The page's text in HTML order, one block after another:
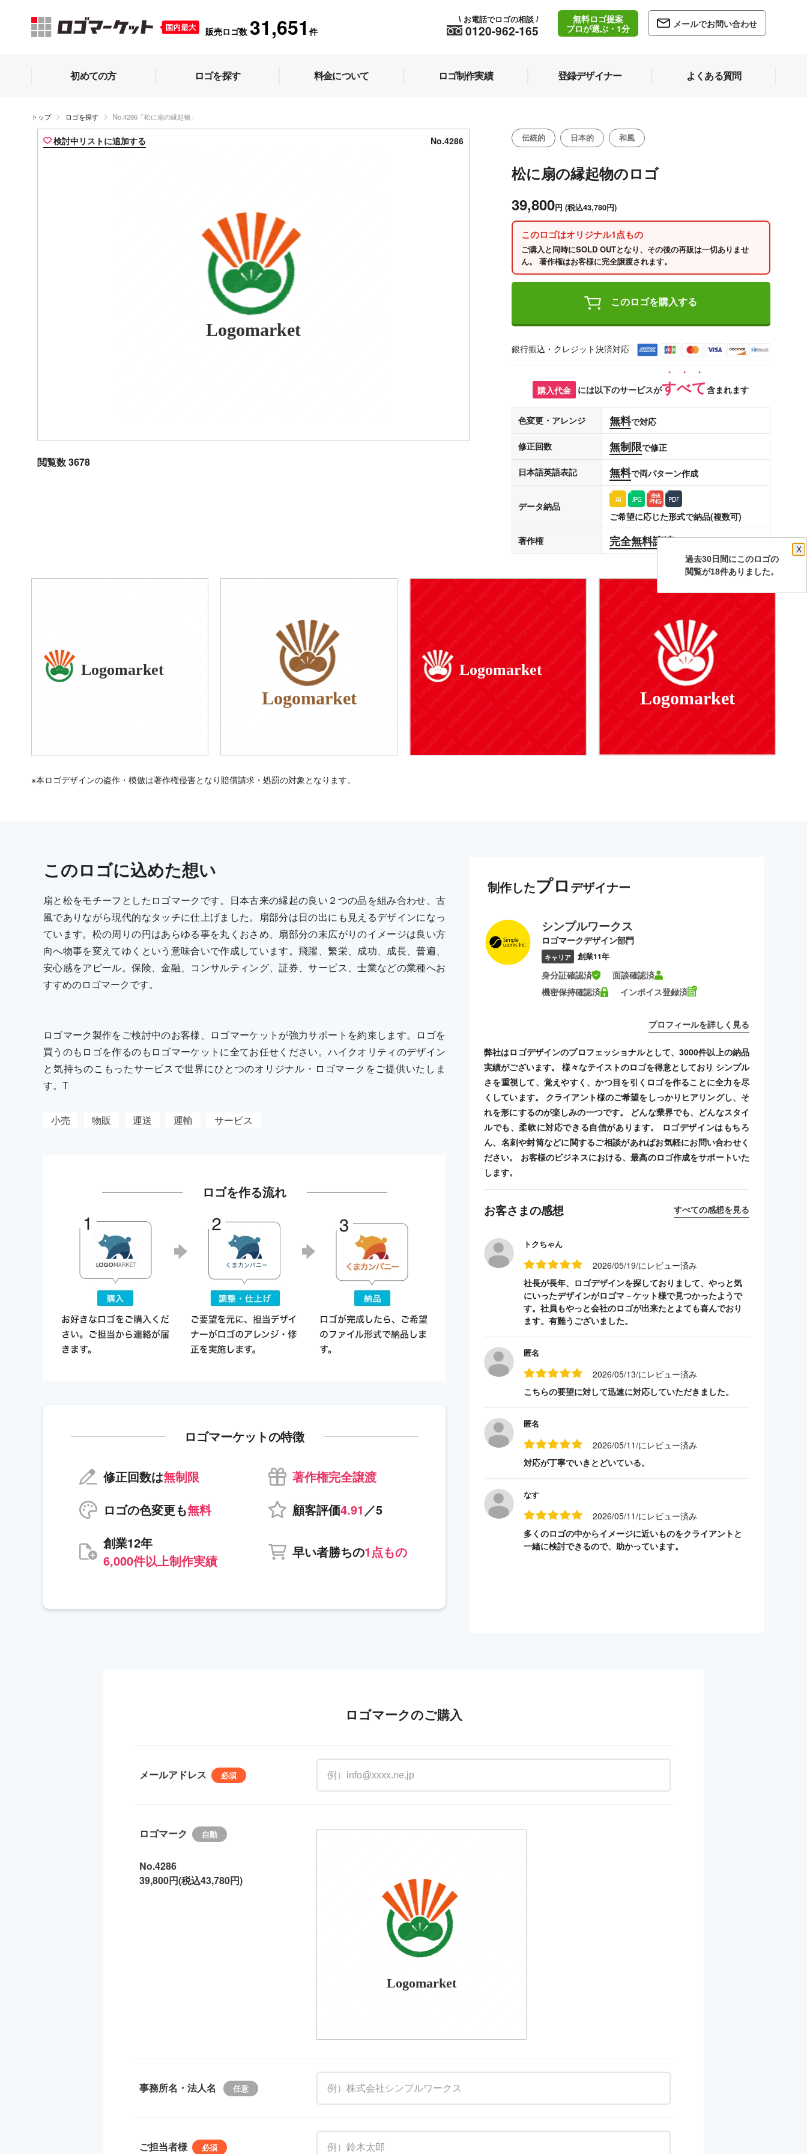
販売ロゴ数 31,651 件 0120-962-165
\ お電話でロゴの相談 /
無料ロゴ提案
プロが選ぶ・1分
メールでお問い合わせ
初めての方 ロゴを探す 料金について ロゴ制作実績 登録デザイナー よくある質問
トップ ロゴを探す No.4286「松に扇の縁起物」
検討中リストに追加する No.4286
Logomarket
閲覧数 3678
伝統的 日本的 和風
松に扇の縁起物のロゴ
39,800円 (税込43,780円)
このロゴはオリジナル1点もの
ご購入と同時にSOLD OUTとなり、その後の再販は一切ありませ
ん。 著作権はお客様に完全譲渡されます。
このロゴを購入する
銀行振込・クレジット決済対応
購入代金 には以下のサービスがすべて含まれます
色変更・アレンジ 無料で対応
修正回数 無制限で修正
日本語英語表記 無料で両パターン作成
データ納品
ご希望に応じた形式で納品(複数可)
著作権
完全無料譲渡します
Logomarket
Logomarket
Logomarket
Logomarket
※本ロゴデザインの盗作・模倣は著作権侵害となり賠償請求・処罰の対象となります。
このロゴに込めた想い
扇と松をモチーフとしたロゴマークです。日本古来の縁起の良い２つの品を組み合わせ、古
風でありながら現代的なタッチに仕上げました。扇部分は日の出にも見えるデザインになっ
ています。松の周りの円はあらゆる事を丸くおさめ、扇部分の末広がりのイメージは良い方
向へ物事を変えてゆくという意味合いで作成しています。飛躍、繁栄、成功、成長、普遍、
安心感をアピール。保険、金融、コンサルティング、証券、サービス、士業などの業種へお
すすめのロゴマークです。
ロゴマーク製作をご検討中のお客様、ロゴマーケットが強力サポートを約束します。ロゴを
買うのもロゴを作るのもロゴマーケットに全てお任せください。ハイクオリティのデザイン
と気持ちのこもったサービスで世界にひとつのオリジナル・ロゴマークをご提供いたしま
す。T
小売 物販 運送 運輸 サービス
ロゴを作る流れ
ロゴマーケットの特徴
修正回数は無制限
著作権完全譲渡
ロゴの色変更も無料 顧客評価4.91 ／5
創業12年
6,000件以上制作実績
早い者勝ちの1点もの
制作したプロ デザイナー
シンプルワークス
ロゴマークデザイン部門
キャリア 創業11年
身分証確認済
面談確認済
機密保持確認済
インボイス登録済
プロフィールを詳しく見る
弊社はロゴデザインのプロフェッショナルとして、3000件以上の納品
実績がございます。 様々なテイストのロゴを得意としており シンプル
さを重視して、覚えやすく、かつ目を引くロゴを作ることに全力を尽
くしています。 クライアント様のご希望をしっかりヒアリングし、そ
れを形にするのが楽しみの一つです。 どんな業界でも、どんなスタイ
ルでも、柔軟に対応できる自信があります。 ロゴデザインはもちろ
ん、名刺や封筒などに関するご相談があればお気軽にお問い合わせく
ださい。 お客様のビジネスにおける、最高のロゴ作成をサポートいた
します。
お客さまの感想 すべての感想を見る
トクちゃん
2026/05/19/にレビュー済み
社長が長年、ロゴデザインを探しておりまして、やっと気
にいったデザインがロゴマ－ケット様で見つかったようで
す。社員もやっと会社のロゴが出来たとよても喜んでおり
ます。有難うございました。
匿名
2026/05/13/にレビュー済み
こちらの要望に対して迅速に対応していただきました。
匿名
2026/05/11/にレビュー済み
対応が丁寧でいきとどいている。
なす
2026/05/11/にレビュー済み
多くのロゴの中からイメージに近いものをクライアントと
一緒に検討できるので、助かっています。
ロゴマークのご購入
メールアドレス
ロゴマーク
No.4286
39,800円(税込43,780円)
Logomarket
事務所名・法人名
ご担当者様
過去30日間にこのロゴの
X
閲覧が18件ありました。